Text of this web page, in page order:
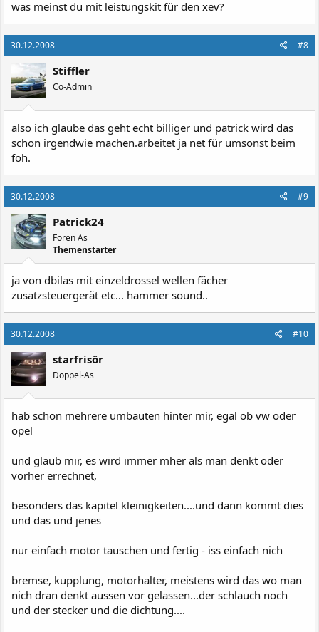
was meinst du mit leistungskit für den xev?
30.12.2008 #8
Stiffler
Co-Admin
also ich glaube das geht echt billiger und patrick wird das
schon irgendwie machen.arbeitet ja net für umsonst beim
foh.
30.12.2008 #9
Patrick24
Foren As
Themenstarter
ja von dbilas mit einzeldrossel wellen fächer
zusatzsteuergerät etc... hammer sound..
30.12.2008 #10
starfrisör
Doppel-As
hab schon mehrere umbauten hinter mir, egal ob vw oder
opel
und glaub mir, es wird immer mher als man denkt oder
vorher errechnet,
besonders das kapitel kleinigkeiten....und dann kommt dies
und das und jenes
nur einfach motor tauschen und fertig - iss einfach nich
bremse, kupplung, motorhalter, meistens wird das wo man
nich dran denkt aussen vor gelassen...der schlauch noch
und der stecker und die dichtung....